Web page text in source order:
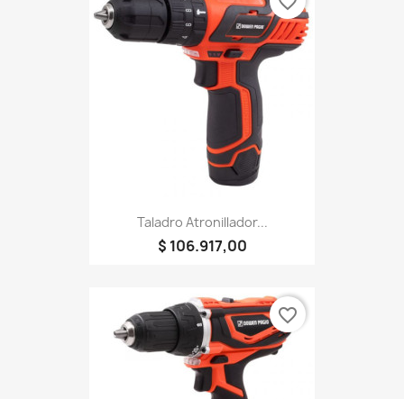
Taladro Atronillador...
$ 106.917,00
favorite_border